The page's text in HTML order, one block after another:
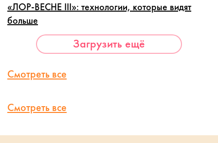
«ЛОР-ВЕСНЕ III»: технологии, которые видят
больше
Загрузить ещё
Смотреть все
Смотреть все